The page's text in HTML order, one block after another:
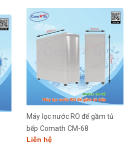
Máy lọc nước RO để gầm tủ
bếp Comath CM-68
Liên hệ